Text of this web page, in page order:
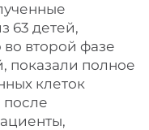
63 детей,
второй фазе
показали полное
клеток